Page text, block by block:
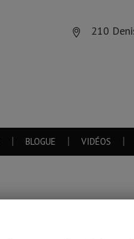
210
BLOGUE VIDÉOS